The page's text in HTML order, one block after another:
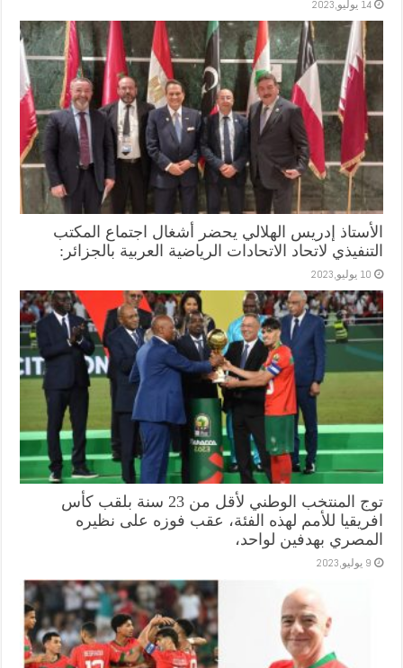
14 يوليو,2023
الأستاذ إدريس الهلالي يحضر أشغال اجتماع المكتب
التنفيذي لاتحاد الاتحادات الرياضية العربية بالجزائر:
10 يوليو,2023
توج المنتخب الوطني لأقل من 23 سنة بلقب كأس
افريقيا للأمم لهذه الفئة، عقب فوزه على نظيره
المصري بهدفين لواحد،
9 يوليو,2023